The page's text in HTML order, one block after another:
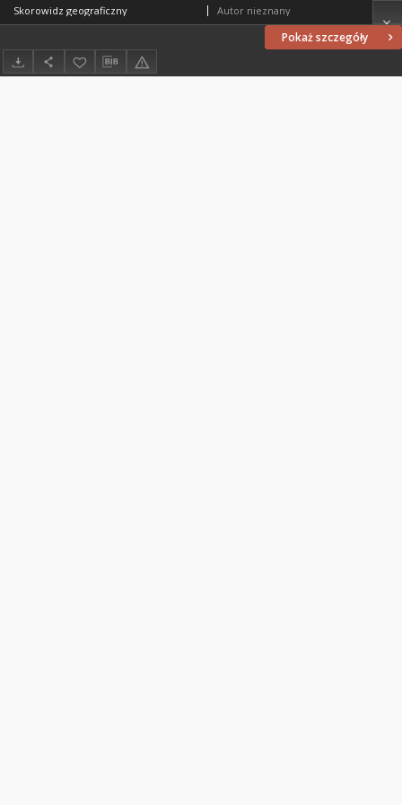
Pokaż szczegóły
Skorowidz geograficzny Autor nieznany